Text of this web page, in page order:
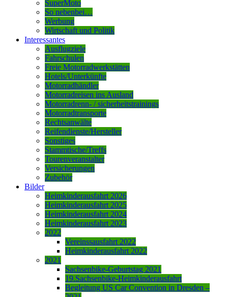
SuperMoto
So nebenbei…
Werbung
Wirtschaft und Politik
Interessantes
Ausflugziele
Fahrschulen
Freie Motorradwerkstätten
Hotels/Unterkünfte
Motorradhändler
Motorradreisen ins Ausland
Motorradrenn- / sicherheitstrainings
Motorradtransporte
Rechtsanwälte
Reifendienste/Hersteller
Sonstiges
Stammtische/Treffs
Tourenveranstalter
Versicherungen
Zubehör
Bilder
Heimkinderausfahrt 2026
Heimkinderausfahrt 2025
Heimkinderausfahrt 2024
Heimkinderausfahrt 2023
2022
Vereinssausfahrt 2022
Heimkinderausfahrt 2022
2021
Sachsenbike-Geburtstag 2021
19.Sachsenbike-Heimkinderausfahrt
Begleitung US Car Convention in Dresden –